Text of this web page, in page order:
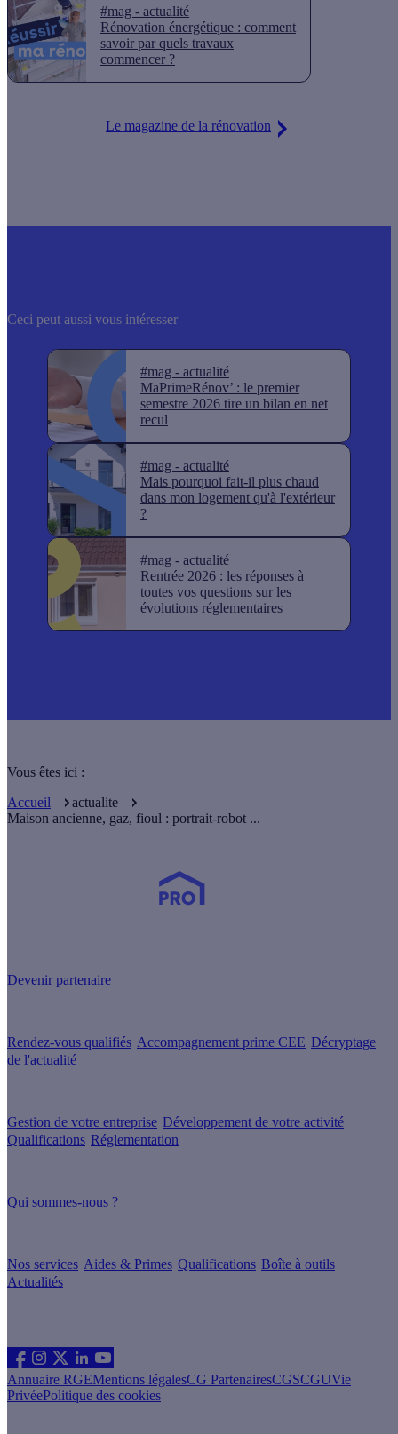
#mag - actualité
Rénovation énergétique : comment
savoir par quels travaux
commencer ?
Le magazine de la rénovation
Ceci peut aussi vous intéresser
#mag - actualité
MaPrimeRénov’ : le premier
semestre 2026 tire un bilan en net
recul
#mag - actualité
Mais pourquoi fait-il plus chaud
dans mon logement qu'à l'extérieur
?
#mag - actualité
Rentrée 2026 : les réponses à
toutes vos questions sur les
évolutions réglementaires
Vous êtes ici :
Accueil
actualite
Maison ancienne, gaz, fioul : portrait-robot ...
Devenir partenaire
Rendez-vous qualifiés Accompagnement prime CEE Décryptage
de l'actualité
Gestion de votre entreprise Développement de votre activité
Qualifications Réglementation
Qui sommes-nous ?
Nos services Aides & Primes Qualifications Boîte à outils
Actualités
Annuaire RGEMentions légalesCG PartenairesCGSCGUVie
PrivéePolitique des cookies